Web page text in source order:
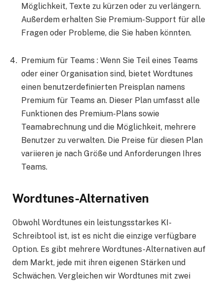
Möglichkeit, Texte zu kürzen oder zu verlängern.
Außerdem erhalten Sie Premium-Support für alle
Fragen oder Probleme, die Sie haben könnten.
Premium für Teams : Wenn Sie Teil eines Teams
oder einer Organisation sind, bietet Wordtunes
einen benutzerdefinierten Preisplan namens
Premium für Teams an. Dieser Plan umfasst alle
Funktionen des Premium-Plans sowie
Teamabrechnung und die Möglichkeit, mehrere
Benutzer zu verwalten. Die Preise für diesen Plan
variieren je nach Größe und Anforderungen Ihres
Teams.
Wordtunes-Alternativen
Obwohl Wordtunes ein leistungsstarkes KI-
Schreibtool ist, ist es nicht die einzige verfügbare
Option. Es gibt mehrere Wordtunes-Alternativen auf
dem Markt, jede mit ihren eigenen Stärken und
Schwächen. Vergleichen wir Wordtunes mit zwei